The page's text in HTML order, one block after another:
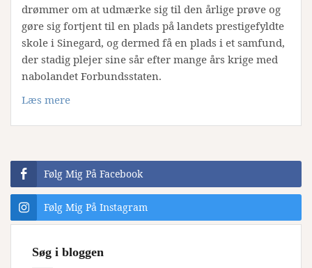
drømmer om at udmærke sig til den årlige prøve og
gøre sig fortjent til en plads på landets prestigefyldte
skole i Sinegard, og dermed få en plads i et samfund,
der stadig plejer sine sår efter mange års krige med
nabolandet Forbundsstaten.
Læs mere
Følg Mig På Facebook
Følg Mig På Instagram
Søg i bloggen